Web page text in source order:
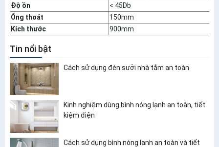
Độ ồn
< 45Db
Ống thoát
150mm
Kích thước
900mm
Tin nổi bật
Cách sử dụng đèn sưởi nhà tắm an toàn
Kinh nghiệm dùng bình nóng lạnh an toàn, tiết
kiệm điện
Cách sử dụng bình nóng lạnh an toàn và tiết